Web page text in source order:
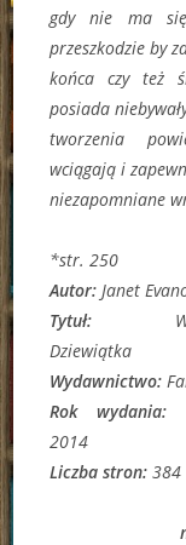
gdy nie ma
przeszkodzie by
końca czy też
posiada
tworzenia
wciągają i
niezapomniane
*str. 250
Autor: Janet
Tytuł:
Dziewiątka
Wydawnictwo:
Rok wydania:
2014
Liczba stron:384